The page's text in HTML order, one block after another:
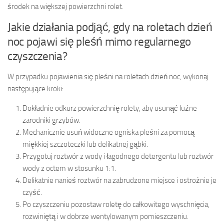
środek na większej powierzchni rolet.
Jakie działania podjąć, gdy na roletach dzień
noc pojawi się pleśń mimo regularnego
czyszczenia?
W przypadku pojawienia się pleśni na roletach dzień noc, wykonaj
następujące kroki:
Dokładnie odkurz powierzchnię rolety, aby usunąć luźne
zarodniki grzybów.
Mechanicznie usuń widoczne ogniska pleśni za pomocą
miękkiej szczoteczki lub delikatnej gąbki.
Przygotuj roztwór z wody i łagodnego detergentu lub roztwór
wody z octem w stosunku 1:1.
Delikatnie nanieś roztwór na zabrudzone miejsce i ostrożnie je
czyść.
Po czyszczeniu pozostaw roletę do całkowitego wyschnięcia,
rozwiniętą i w dobrze wentylowanym pomieszczeniu.